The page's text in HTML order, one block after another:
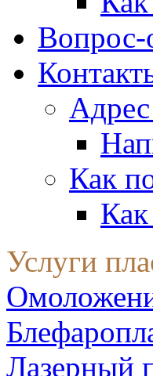
Вопрос-
Как
Услуги
Лазерный